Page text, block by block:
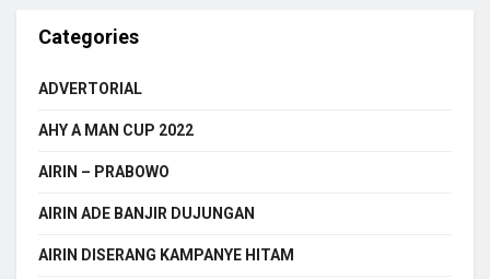
Categories
ADVERTORIAL
AHY A MAN CUP 2022
AIRIN – PRABOWO
AIRIN ADE BANJIR DUJUNGAN
AIRIN DISERANG KAMPANYE HITAM